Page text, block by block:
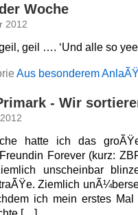
Woche
2012
geil …. ‘Und alle so
Aus besonderem
- Wir
hatte ich das
Forever (kurz:
unscheinbar
Ziemlich
ich mein erstes